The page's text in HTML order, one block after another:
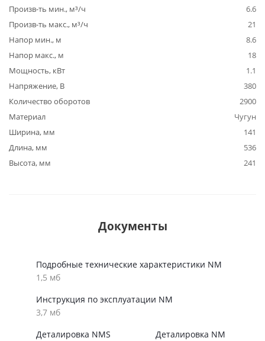
Произв-ть мин., м³/ч
6.6
Произв-ть макс., м³/ч
21
Напор мин., м
8.6
Напор макс., м
18
Мощность, кВт
1.1
Напряжение, В
380
Количество оборотов
2900
Материал
Чугун
Ширина, мм
141
Длина, мм
536
Высота, мм
241
Документы
Подробные технические характеристики NM
1,5 мб
Инструкция по эксплуатации NM
3,7 мб
Деталировка NMS
Деталировка NM